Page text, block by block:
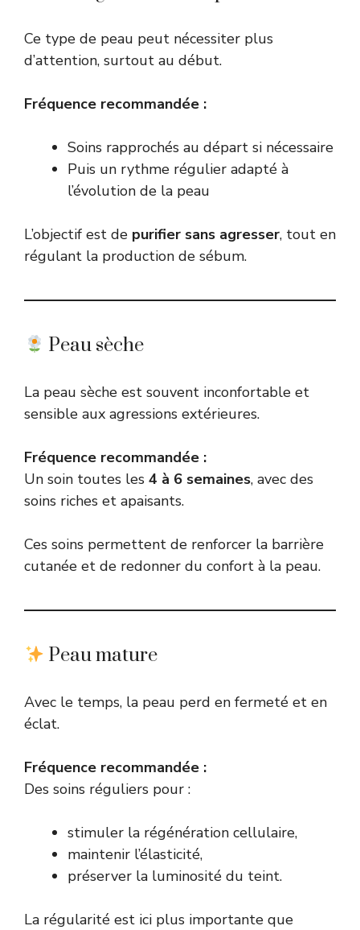
Ce type de peau peut nécessiter plus
d’attention, surtout au début.
Fréquence recommandée :
Soins rapprochés au départ si nécessaire
Puis un rythme régulier adapté à
l’évolution de la peau
L’objectif est de purifier sans agresser, tout en
régulant la production de sébum.
Peau sèche
La peau sèche est souvent inconfortable et
sensible aux agressions extérieures.
Fréquence recommandée :
Un soin toutes les 4 à 6 semaines, avec des
soins riches et apaisants.
Ces soins permettent de renforcer la barrière
cutanée et de redonner du confort à la peau.
Peau mature
Avec le temps, la peau perd en fermeté et en
éclat.
Fréquence recommandée :
Des soins réguliers pour :
stimuler la régénération cellulaire,
maintenir l’élasticité,
préserver la luminosité du teint.
La régularité est ici plus importante que